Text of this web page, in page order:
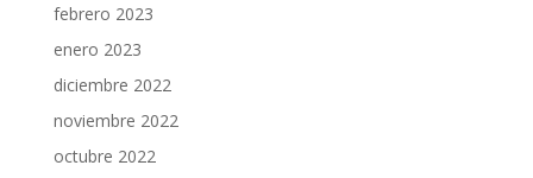
febrero 2023
enero 2023
diciembre 2022
noviembre 2022
octubre 2022